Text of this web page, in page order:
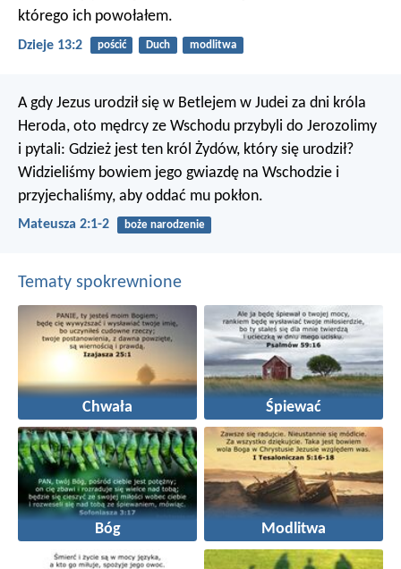
którego ich powołałem.
Dzieje 13:2 pościć Duch modlitwa
A gdy Jezus urodził się w Betlejem w Judei za dni króla
Heroda, oto mędrcy ze Wschodu przybyli do Jerozolimy
i pytali: Gdzież jest ten król Żydów, który się urodził?
Widzieliśmy bowiem jego gwiazdę na Wschodzie i
przyjechaliśmy, aby oddać mu pokłon.
Mateusza 2:1-2 boże narodzenie
Tematy spokrewnione
Chwała Śpiewać
Bóg Modlitwa